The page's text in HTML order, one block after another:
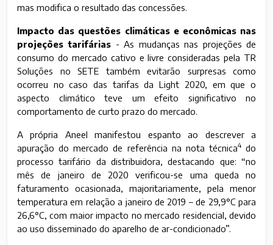
mas modifica o resultado das concessões.
Impacto das questões climáticas e econômicas nas
projeções tarifárias - As mudanças nas projeções de
consumo do mercado cativo e livre consideradas pela TR
Soluções no SETE também evitarão surpresas como
ocorreu no caso das tarifas da Light 2020, em que o
aspecto climático teve um efeito significativo no
comportamento de curto prazo do mercado.
A própria Aneel manifestou espanto ao descrever a
apuração do mercado de referência na nota técnica4do
processo tarifário da distribuidora, destacando que: “no
mês de janeiro de 2020 verificou-se uma queda no
faturamento ocasionada, majoritariamente, pela menor
temperatura em relação a janeiro de 2019 – de 29,9°C para
26,6°C, com maior impacto no mercado residencial, devido
ao uso disseminado do aparelho de ar-condicionado”.